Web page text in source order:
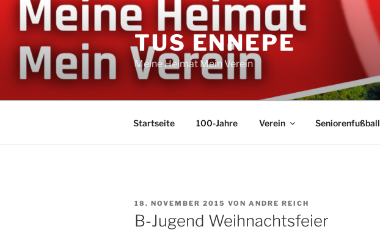
Zum
TUS ENNEPE
Meine Heimat Mein Verein
Startseite 100-Jahre Verein Seniorenfußball
VERÖFFENTLICHT
AM
18. NOVEMBER 2015 VON ANDRE REICH
B-Jugend Weihnachtsfeier